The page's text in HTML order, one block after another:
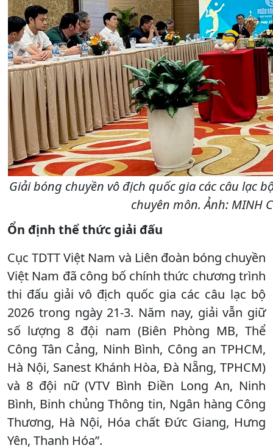
Giải bóng chuyền vô địch quốc gia các câu lạc
chuyên môn. Ảnh: MINH
Ổn định thể thức giải đấu
Cục TDTT Việt Nam và Liên đoàn bóng chuyền
Việt Nam đã công bố chính thức chương trình
thi đấu giải vô địch quốc gia các câu lạc bộ
2026 trong ngày 21-3. Năm nay, giải vẫn giữ
số lượng 8 đội nam (Biên Phòng MB, Thể
Công Tân Cảng, Ninh Bình, Công an TPHCM,
Hà Nội, Sanest Khánh Hòa, Đà Nẵng, TPHCM)
và 8 đội nữ (VTV Bình Điền Long An, Ninh
Bình, Binh chủng Thông tin, Ngân hàng Công
Thương, Hà Nội, Hóa chất Đức Giang, Hưng
Yên, Thanh Hóa”.